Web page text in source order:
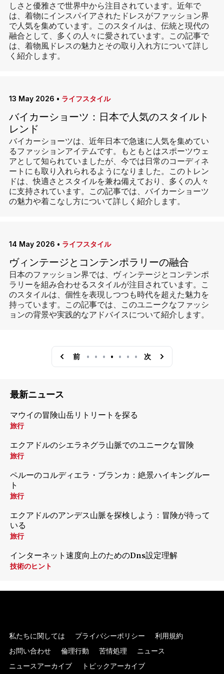
しさと優雅さで世界中から注目されています。近年で
は、着物にインスパイアされたドレスがファッション界
で人気を集めています。このスタイルは、伝統と現代の
融合として、多くの人々に愛されています。この記事で
は、着物風ドレスの魅力とその取り入れ方について詳し
く紹介します。
13 May 2026 • ライフスタイル
バイカーショーツ：日本で人気のスタイルト
レンド
バイカーショーツは、近年日本で急速に人気を集めてい
るファッションアイテムです。もともとはスポーツウェ
アとして知られていましたが、今では日常のコーディネ
ートにも取り入れられるようになりました。このトレン
ドは、快適さとスタイルを兼ね備えており、多くの人々
に支持されています。この記事では、バイカーショーツ
の魅力や着こなし方について詳しく紹介します。
14 May 2026 • ライフスタイル
ヴィンテージとコンテンポラリーの融合
日本のファッション界では、ヴィンテージとコンテンポ
ラリーを組み合わせるスタイルが注目されています。こ
のスタイルは、個性を表現しつつも時代を超えた魅力を
持っています。この記事では、このユニークなファッシ
ョンの背景や実践的なアドバイスについて紹介します。
前 • • • • • • • 次
最新ニュース
マウイの冒険山岳リトリートを探る
旅行
エクアドルのシエラネグラ山脈でのユニークな冒険
旅行
ペルーのコルディエラ・ブランカ：絶景ハイキングルー
ト
旅行
エクアドルのアンデス山脈を探検しよう：冒険が待って
いる
旅行
インターネット速度向上のためのDns設定理解
技術のヒント
私たちに関しては プライバシーポリシー
利用規約
お問い合わせ
倫理行動 苦情処理
ニュース
ニュースアーカイブ
トピックアーカイブ